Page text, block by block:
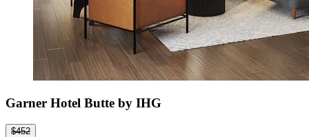
Garner Hotel Butte by IHG
$452